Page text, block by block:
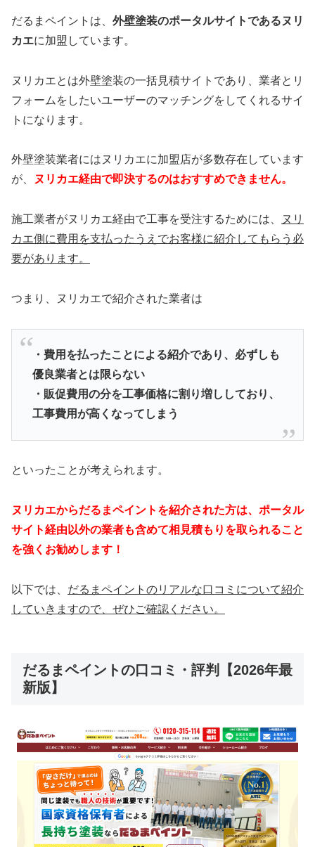
だるまペイントは、 外壁塗装のポータルサイトであるヌリ
カエに加盟しています。
ヌリカエとは外壁塗装の一括見積サイトであり、業者とリ
フォームをしたいユーザーのマッチングをしてくれるサイ
トになります。
外壁塗装業者にはヌリカエに加盟店が多数存在しています
が、
ヌリカエ経由で即決するのはおすすめできません。
施工業者がヌリカエ経由で工事を受注するためには、
ヌリ
カエ側に費用を支払ったうえでお客様に紹介してもらう必
要があります。
つまり、ヌリカエで紹介された業者は
・費用を払ったことによる紹介であり、必ずしも
優良業者とは限らない
・販促費用の分を工事価格に割り増ししており、
工事費用が高くなってしまう
といったことが考えられます。
ヌリカエからだるまペイントを紹介された方は、ポータル
サイト経由以外の業者も含めて相見積もりを取られること
を強くお勧めします！
以下では、 だるまペイントのリアルな口コミについて紹介
していきますので、ぜひご確認ください。
だるまペイントの口コミ・評判【2026年最
新版】